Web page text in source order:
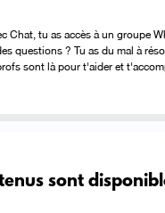
Chat, tu as accès à un groupe
questions ? Tu as du mal à
sont là pour t'aider et
sont